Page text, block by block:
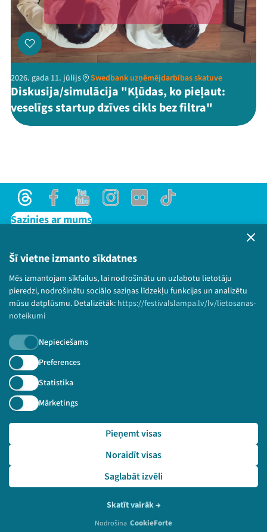
Šī vietne izmanto sīkdatnes
Mēs izmantojam sīkfailus, lai nodrošinātu un uzlabotu lietotāju
pieredzi, nodrošinātu sociālo saziņas līdzekļu funkcijas un analizētu
mūsu datplūsmu. Detalizētāk: https://festivalslampa.lv/lv/lietosanas-
noteikumi
Nepieciešams
Preferences
Statistika
Mārketings
Saglabāt izvēli
Noraidīt visas
Pieņemt visas
Skatīt vairāk→
Nodrošina CookieForte
2026. gada 11. jūlijs Swedbank uzņēmējdarbības skatuve
Diskusija/simulācija "Kļūdas, ko pieļaut:
veselīgs startup dzīves cikls bez filtra"
ThreadsFacebookYoutubeInstagram
Flick TikTok
Sazinies ar mums
Lietošanas noteikumi un sīkdatņu politika
Bērnu aizsardzības politika
© 2026 Sarunu festivāls LAMPA Visas tiesības
paturētas.
Piesakies jaunumiem!
Nepalaid garām aktuālāko informāciju!
Pieteikties
🔗 https://festivalslampa.lv/lv/video-arhivs/1718